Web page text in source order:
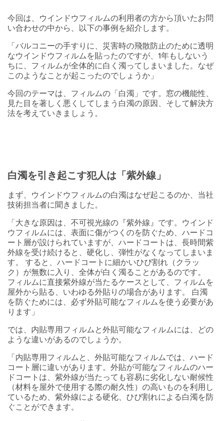
今回は、ウインドウフィルムの利用者の方から頂いたお問
い合わせの中から、以下の事例を紹介します。
「バルコニーの手すりに、災害時の飛散防止のために透明
なウインドウフィルムを貼ったのですが、1年もしないう
ちに、フィルムが全体的に白く濁ってしまいました。なぜ
このようなことが起こったのでしょうか」
今回のテーマは、フィルムの「白濁」です。窓の機能性、
見た目を著しく悪くしてしまう白濁の原因、そして解決方
法を考えていきましょう。
白濁を引き起こす犯人は「紫外線」
まず、ウインドウフィルムの白濁はなぜ起こるのか、当社
技術担当者に聞きました。
「大きな原因は、不可視光線の『紫外線』です。ウインド
ウフィルムには、表面に傷がつくのを防ぐため、ハードコ
ート層が設けられていますが、ハードコートは、長時間紫
外線を受け続けると、硬化し、弾性がなくなってしまいま
す。 すると、ハードコートに細かいひび割れ（クラッ
ク）が無数に入り、全体が白く濁ることがあるのです。
フィルムに直接紫外線が当たるケースとして、フィルムを
屋外から貼る、いわゆる外貼りの場合があります。 白濁
を防ぐためには、必ず外貼可能なフィルムを使う必要があ
ります」
では、内貼専用フィルムと外貼可能なフィルムには、どの
ような違いがあるのでしょうか。
「内貼専用フィルムと、外貼可能なフィルムでは、ハード
コート層に違いがあります。外貼が可能なフィルムのハー
ドコートは、紫外線が当たっても容易に劣化しない耐候性
（材料を屋外で使用する際の耐久性）の高いものを利用し
ているため、紫外線による硬化、ひび割れによる白濁を防
ぐことができます。